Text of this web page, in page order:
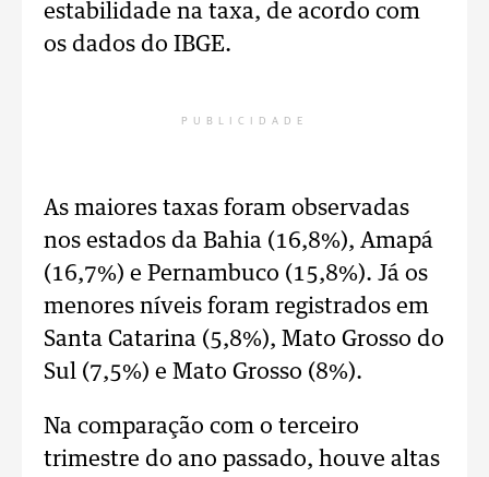
estabilidade na taxa, de acordo com
os dados do IBGE.
PUBLICIDADE
As maiores taxas foram observadas
nos estados da Bahia (16,8%), Amapá
(16,7%) e Pernambuco (15,8%). Já os
menores níveis foram registrados em
Santa Catarina (5,8%), Mato Grosso do
Sul (7,5%) e Mato Grosso (8%).
Na comparação com o terceiro
trimestre do ano passado, houve altas